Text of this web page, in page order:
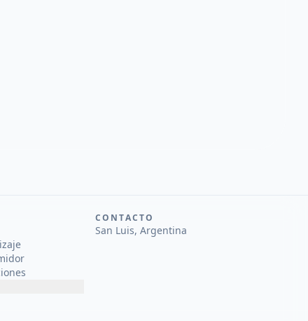
CONTACTO
San Luis, Argentina